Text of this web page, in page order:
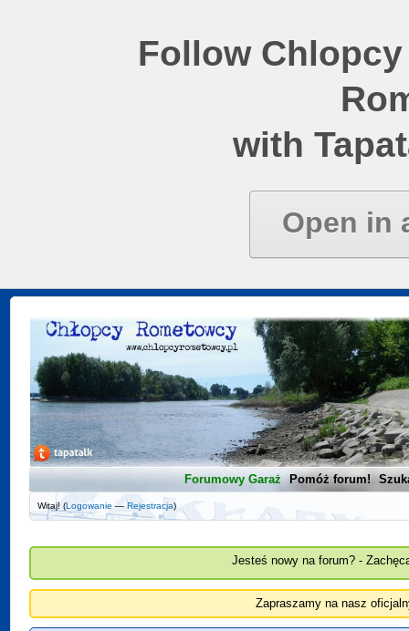
Follow
with
Open in
Forumowy Garaż Pomóż forum!
Witaj! (Logowanie —Rejestracja)
Jesteś nowy na forum? -
Zapraszamy na nasz